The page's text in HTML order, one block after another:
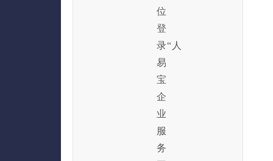
位
登
录“人
易
宝
企
业
服
务